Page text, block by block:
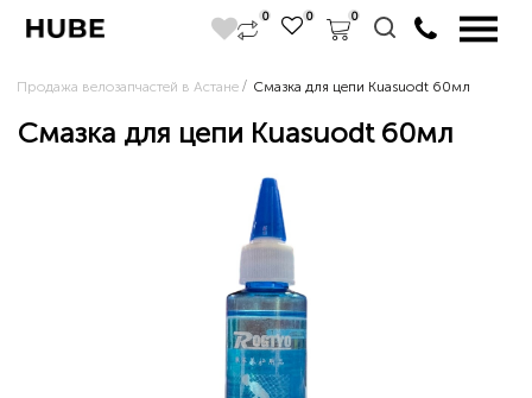
0 0 0
Продажа велозапчастей в Астане Смазка для цепи Kuasuodt 60мл
Смазка для цепи Kuasuodt 60мл